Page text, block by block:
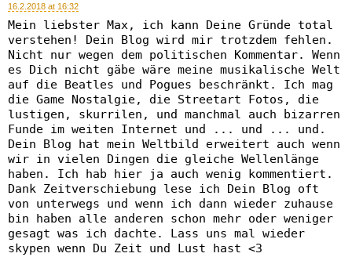
16.2.2018 at 16:32
Mein liebster Max, ich kann Deine Gründe total
verstehen! Dein Blog wird mir trotzdem fehlen.
Nicht nur wegen dem politischen Kommentar. Wenn
es Dich nicht gäbe wäre meine musikalische Welt
auf die Beatles und Pogues beschränkt. Ich mag
die Game Nostalgie, die Streetart Fotos, die
lustigen, skurrilen, und manchmal auch bizarren
Funde im weiten Internet und ... und ... und.
Dein Blog hat mein Weltbild erweitert auch wenn
wir in vielen Dingen die gleiche Wellenlänge
haben. Ich hab hier ja auch wenig kommentiert.
Dank Zeitverschiebung lese ich Dein Blog oft
von unterwegs und wenn ich dann wieder zuhause
bin haben alle anderen schon mehr oder weniger
gesagt was ich dachte. Lass uns mal wieder
skypen wenn Du Zeit und Lust hast <3